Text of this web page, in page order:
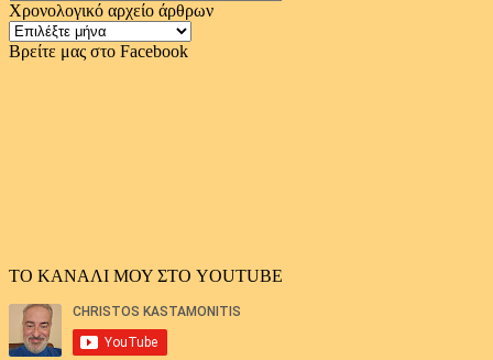
Χρονολογικό αρχείο άρθρων
Χρονολογικό
αρχείο
Βρείτε μας στο Facebook
ΤΟ ΚΑΝΑΛΙ ΜΟΥ ΣΤΟ YOUTUBE